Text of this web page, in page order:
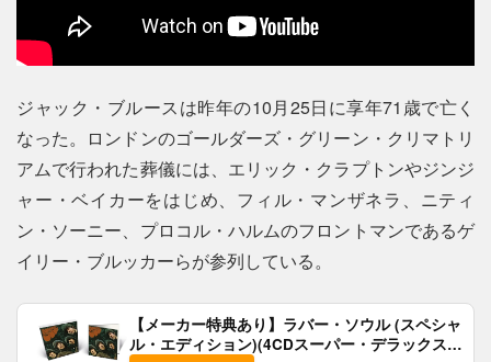
ジャック・ブルースは昨年の10月25日に享年71歳で亡く
なった。ロンドンのゴールダーズ・グリーン・クリマトリ
アムで行われた葬儀には、エリック・クラプトンやジンジ
ャー・ベイカーをはじめ、フィル・マンザネラ、ニティ
ン・ソーニー、プロコル・ハルムのフロントマンであるゲ
イリー・ブルッカーらが参列している。
【メーカー特典あり】ラバー・ソウル (スペシャ
ル・エディション)(4CDスーパー・デラックス)